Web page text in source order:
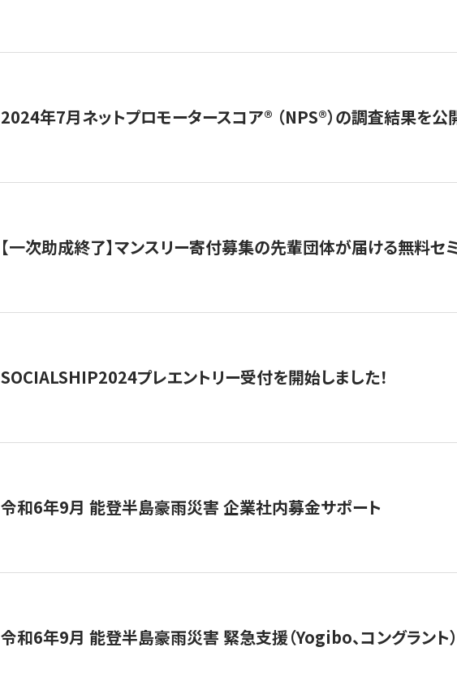
2024年7月ネットプロモータースコア®︎ （NPS®︎）の調査結果を公
【一次助成終了】マンスリー寄付募集の先輩団体が届ける無料セ
SOCIALSHIP2024プレエントリー受付を開始しました！
令和6年9月 能登半島豪雨災害 企業社内募金サポート
令和6年9月 能登半島豪雨災害 緊急支援（Yogibo、コングラント）